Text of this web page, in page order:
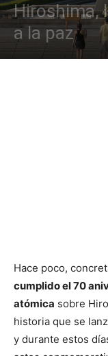
Hiroshima,
a la paz
Hace poco,
cumplido el 70
atómica sobre
historia que se
y durante estos